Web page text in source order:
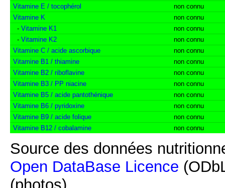
Vitamine E / tocophérol
non connu
Vitamine K
non connu
- Vitamine K1
non connu
- Vitamine K2
non connu
Vitamine C / acide ascorbique
non connu
Vitamine B1 / thiamine
non connu
Vitamine B2 / riboflavine
non connu
Vitamine B3 / PP niacine
non connu
Vitamine B5 / acide pantothénique
non connu
Vitamine B6 / pyridoxine
non connu
Vitamine B9 / acide folique
non connu
Vitamine B12 / cobalamine
non connu
Source des données
Open DataBase Licence